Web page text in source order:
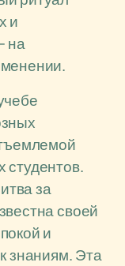
и
на
студентов.
за
своей
и
знаниям. Эта